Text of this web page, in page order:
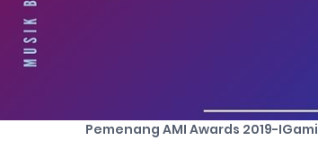
Pemenang AMI Awards 2019-